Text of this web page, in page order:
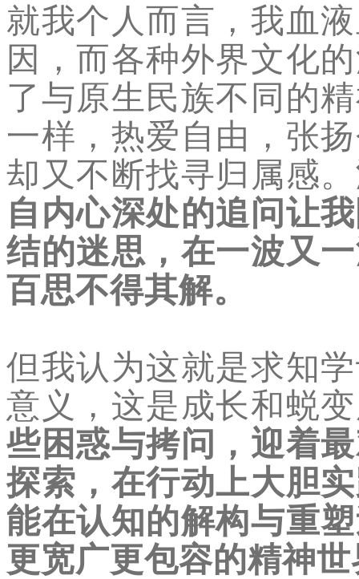
就我个人而言，我血
因，而各种外界文化
了与原生民族不同的
一样，热爱自由，张
却又不断找寻归属感。
自内心深处的追问让
结的迷思，在一波又
百思不得其解。
但我认为这就是求知
意义，这是成长和蜕
些困惑与拷问，迎着
探索，在行动上大胆
能在认知的解构与重
更宽广更包容的精神